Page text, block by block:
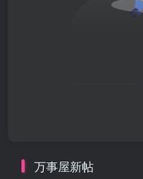
万事屋新帖